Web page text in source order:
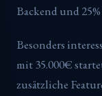
Backend und
Besonders
mit 35.000€
zusätzliche